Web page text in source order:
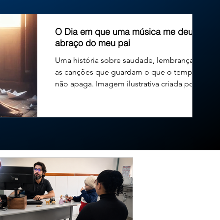
O Dia em que uma música me deu um
abraço do meu pai
Uma história sobre saudade, lembranças e
as canções que guardam o que o tempo
não apaga. Imagem ilustrativa criada por